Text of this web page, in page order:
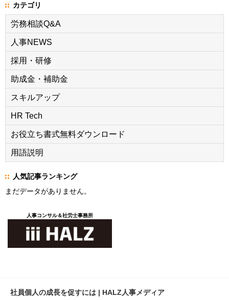
カテゴリ
労務相談Q&A
人事NEWS
採用・研修
助成金・補助金
スキルアップ
HR Tech
お役立ち書式無料ダウンロード
用語説明
人気記事ランキング
まだデータがありません。
人事コンサル＆社労士事務所
社員個人の成長を促すには | HALZ人事メディア